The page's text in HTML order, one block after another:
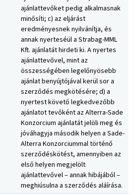
ajánlattevőket pedig alkalmasnak
minősíti; c) az eljárást
eredményesnek nyilvánítja, és
annak nyerteséül a Strabag-MML
Kft. ajánlatát hirdeti ki. A nyertes
ajánlattevővel, mint az
összességében legelőnyösebb
ajánlat benyújtójával kerül sor a
szerződés megkötésére; d) a
nyertest követő legkedvezőbb
ajánlatot tevőként az Alterra-Sade
Konzorcium ajánlatát jelöli meg és
jóváhagyja második helyen a Sade-
Alterra Konzorciummal történő
szerződéskötést, amennyiben az
első helyen megjelölt
ajánlattevővel – annak hibájából –
meghiúsulna a szerződés aláírása.